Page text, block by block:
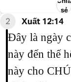
sẻ
2 Xuất 12:14
Đây là ngày
này đến thế
này cho